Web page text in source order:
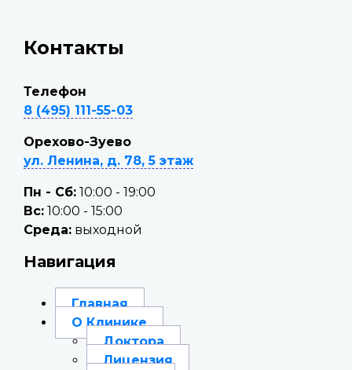
Контакты
Телефон
8 (495) 111-55-03
Орехово-Зуево
ул. Ленина, д. 78, 5 этаж
Пн - Сб: 10:00 - 19:00
Вc: 10:00 - 15:00
Среда: выходной
Навигация
Главная
О Клинике
Доктора
Лицензия